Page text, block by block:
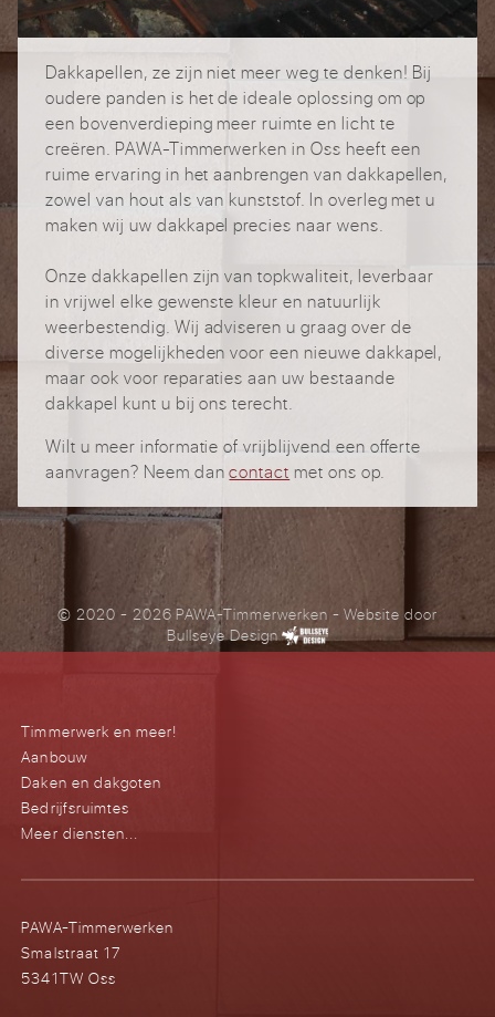
Dakkapellen, ze zijn niet meer weg te denken! Bij
oudere panden is het de ideale oplossing om op
een bovenverdieping meer ruimte en licht te
creëren. PAWA-Timmerwerken in Oss heeft een
ruime ervaring in het aanbrengen van dakkapellen,
zowel van hout als van kunststof. In overleg met u
maken wij uw dakkapel precies naar wens.
Onze dakkapellen zijn van topkwaliteit, leverbaar
in vrijwel elke gewenste kleur en natuurlijk
weerbestendig. Wij adviseren u graag over de
diverse mogelijkheden voor een nieuwe dakkapel,
maar ook voor reparaties aan uw bestaande
dakkapel kunt u bij ons terecht.
Wilt u meer informatie of vrijblijvend een offerte
aanvragen? Neem dancontact met ons op.
© 2020 - 2026 PAWA-Timmerwerken - Website door
Bullseye Design
Timmerwerk en meer!
Aanbouw
Daken en dakgoten
Bedrijfsruimtes
Meer diensten...
PAWA-Timmerwerken
Smalstraat 17
5341TW Oss